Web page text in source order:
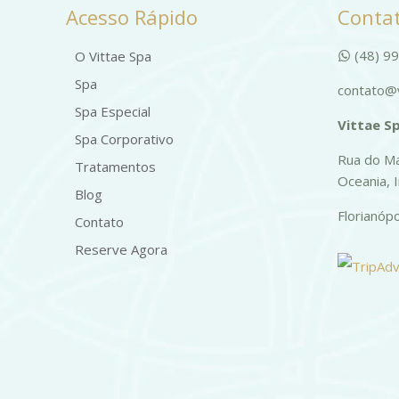
Acesso Rápido
O Vittae Spa
Spa
Spa Especial
Spa Corporativo
Tratamentos
Blog
Contato
Reserve Agora
(48)
Vittae
Rua do
Oceania,